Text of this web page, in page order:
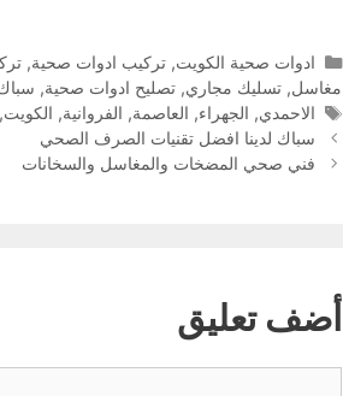
التصنيفات
ادوات صحية الكويت, تركيب ادوات صحية,
مغاسل, تسليك مجاري, تصليح ادوات صحية,
الوسوم
الاحمدي, الجهراء, العاصمة, الفروانية, الكويت,
سباك لدينا افضل تقنيات الصرف الصحي
فني صحي المضخات والمغاسل والسخانات
أضف تعليق